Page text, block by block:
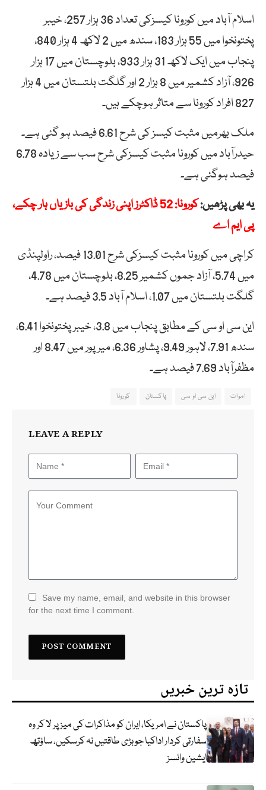
اسلام آباد میں کورونا کیسزکی تعداد 36 ہزار 257، خیبر
پختونخوا میں 55 ہزار 183، سندھ میں 2 لاکھ 4 ہزار 840،
پنجاب میں ایک لاکھ 31 ہزار 933، بلوچستان میں 17 ہزار
926، آزاد کشمیر میں 8 ہزار 2 اور گلگت بلتستان میں 4 ہزار
827 افراد کورونا سے متاثر ہوچکے ہیں۔
ملک بھرمیں مثبت کیسز کی شرح 6.61 فیصد ہو گئی ہے۔
حیدرآباد میں کورونا مثبت کیسزکی شرح سب سے زیادہ 6.78
فیصد ہوگئی ہے۔
یہ بھی پڑھیں:
کورونا: 52 ڈاکٹرز اپنی زندگی کی بازیاں ہار چکے،
پی ایم اے
کراچی میں کورونا مثبت کیسزکی شرح 13.01 فیصد، راولپنڈی
میں 5.74، آزاد جموں کشمیر 8.25، بلوچستان میں 4.78،
گلگت بلتستان میں 1.07، اسلام آباد 3.5 فیصد ہے۔
این سی او سی کے مطابق پنجاب میں 3.8، خیبرپختونخوا 6.41،
سندھ 7.91، لاہور 9.49، پشاور 6.36، میرپور میں 8.47 اور
مظفرآباد 7.69 فیصد ہے۔
اموات این سی او سی پاکستان کورونا
LEAVE A REPLY
Save my name, email, and website in this browser
for the next time I comment.
تازہ ترین خبریں
پاکستان نے امریکا، ایران کو مذاکرات کی میز پر لا کر وہ
سفارتی کردار اداکیا جو بڑی طاقتیں نہ کرسکیں، ساؤتھ
ایشین وائسز